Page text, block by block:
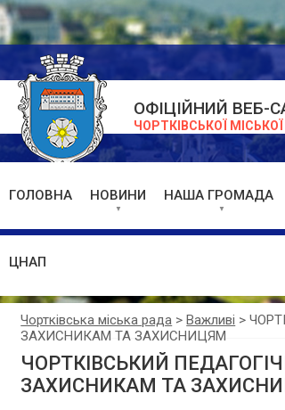
ОФІЦІЙНИЙ ВЕБ-
ЧОРТКІВСЬКОЇ
ГОЛОВНА НОВИНИ НАША ГРОМАДА
ЦНАП
Чортківська міська рада >Важливі >
ЗАХИСНИКАМ ТА ЗАХИСНИЦЯМ
ЧОРТКІВСЬКИЙ
ЗАХИСНИКАМ ТА